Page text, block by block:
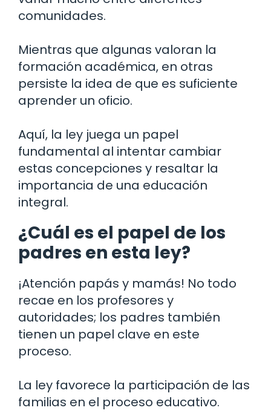
comunidades.
Mientras que algunas valoran la
formación académica, en otras
persiste la idea de que es suficiente
aprender un oficio.
Aquí, la ley juega un papel
fundamental al intentar cambiar
estas concepciones y resaltar la
importancia de una educación
integral.
¿Cuál es el papel de los
padres en esta ley?
¡Atención papás y mamás! No todo
recae en los profesores y
autoridades; los padres también
tienen un papel clave en este
proceso.
La ley favorece la participación de las
familias en el proceso educativo.